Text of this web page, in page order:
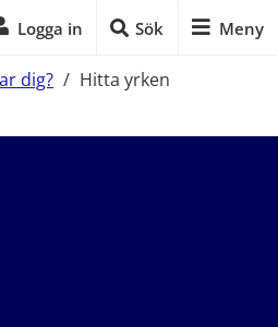
Logga in Sök Meny
dig? / Hitta yrken